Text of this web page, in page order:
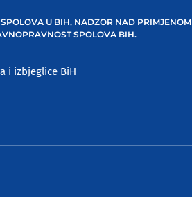
U BIH, NADZOR NAD PRIMJENOM
SPOLOVA BIH.
i izbjeglice BiH